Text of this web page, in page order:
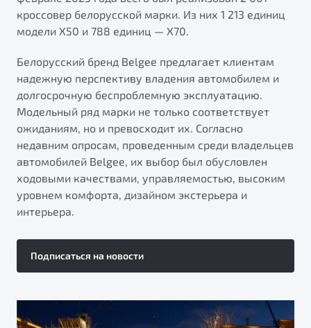
кроссовер белорусской марки. Из них 1 213 единиц
модели X50 и 788 единиц — X70.
Белорусский бренд Belgee предлагает клиентам
надежную перспективу владения автомобилем и
долгосрочную беспроблемную эксплуатацию.
Модельный ряд марки не только соответствует
ожиданиям, но и превосходит их. Согласно
недавним опросам, проведенным среди владельцев
автомобилей Belgee, их выбор был обусловлен
ходовыми качествами, управляемостью, высоким
уровнем комфорта, дизайном экстерьера и
интерьера.
Подписаться на новости